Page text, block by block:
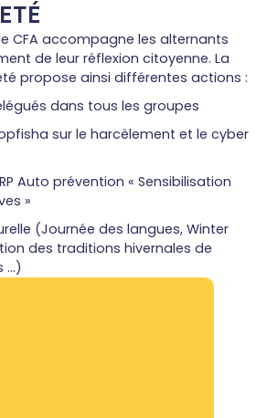
CFA accompagne les alternants
de leur réflexion citoyenne. La
propose ainsi différentes actions :
dans tous les groupes
sur le harcèlement et le cyber
Auto prévention « Sensibilisation
»
(Journée des langues, Winter
des traditions hivernales de